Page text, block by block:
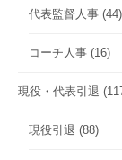
代表監督人事 (44)
コーチ人事 (16)
現役・代表引退
現役引退 (88)